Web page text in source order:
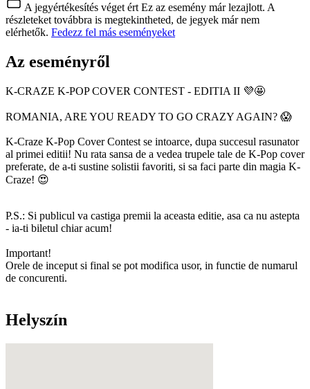
A jegyértékesítés véget ért Ez az esemény már lezajlott. A
részleteket továbbra is megtekintheted, de jegyek már nem
elérhetők. Fedezz fel más eseményeket
Az eseményről
K-CRAZE K-POP COVER CONTEST - EDITIA II 💜🤩
ROMANIA, ARE YOU READY TO GO CRAZY AGAIN? 😱
K-Craze K-Pop Cover Contest se intoarce, dupa succesul rasunator
al primei editii! Nu rata sansa de a vedea trupele tale de K-Pop cover
preferate, de a-ti sustine solistii favoriti, si sa faci parte din magia K-
Craze! 😍
P.S.: Si publicul va castiga premii la aceasta editie, asa ca nu astepta
- ia-ti biletul chiar acum!
Important!
Orele de inceput si final se pot modifica usor, in functie de numarul
de concurenti.
Helyszín